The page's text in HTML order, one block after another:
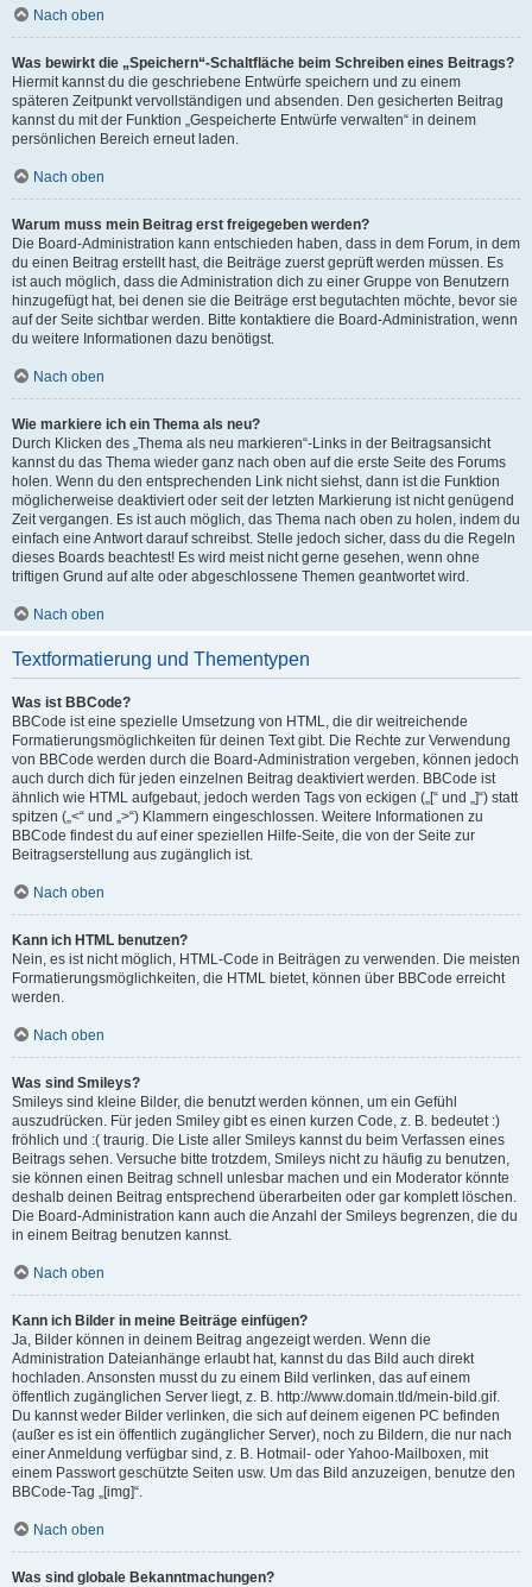
Nach oben
Was bewirkt die „Speichern“-Schaltfläche beim Schreiben eines Beitrags?
Hiermit kannst du die geschriebene Entwürfe speichern und zu einem
späteren Zeitpunkt vervollständigen und absenden. Den gesicherten Beitrag
kannst du mit der Funktion „Gespeicherte Entwürfe verwalten“ in deinem
persönlichen Bereich erneut laden.
Nach oben
Warum muss mein Beitrag erst freigegeben werden?
Die Board-Administration kann entschieden haben, dass in dem Forum, in dem
du einen Beitrag erstellt hast, die Beiträge zuerst geprüft werden müssen. Es
ist auch möglich, dass die Administration dich zu einer Gruppe von Benutzern
hinzugefügt hat, bei denen sie die Beiträge erst begutachten möchte, bevor sie
auf der Seite sichtbar werden. Bitte kontaktiere die Board-Administration, wenn
du weitere Informationen dazu benötigst.
Nach oben
Wie markiere ich ein Thema als neu?
Durch Klicken des „Thema als neu markieren“-Links in der Beitragsansicht
kannst du das Thema wieder ganz nach oben auf die erste Seite des Forums
holen. Wenn du den entsprechenden Link nicht siehst, dann ist die Funktion
möglicherweise deaktiviert oder seit der letzten Markierung ist nicht genügend
Zeit vergangen. Es ist auch möglich, das Thema nach oben zu holen, indem du
einfach eine Antwort darauf schreibst. Stelle jedoch sicher, dass du die Regeln
dieses Boards beachtest! Es wird meist nicht gerne gesehen, wenn ohne
triftigen Grund auf alte oder abgeschlossene Themen geantwortet wird.
Nach oben
Textformatierung und Thementypen
Was ist BBCode?
BBCode ist eine spezielle Umsetzung von HTML, die dir weitreichende
Formatierungsmöglichkeiten für deinen Text gibt. Die Rechte zur Verwendung
von BBCode werden durch die Board-Administration vergeben, können jedoch
auch durch dich für jeden einzelnen Beitrag deaktiviert werden. BBCode ist
ähnlich wie HTML aufgebaut, jedoch werden Tags von eckigen („[“ und „]“) statt
spitzen („<“ und „>“) Klammern eingeschlossen. Weitere Informationen zu
BBCode findest du auf einer speziellen Hilfe-Seite, die von der Seite zur
Beitragserstellung aus zugänglich ist.
Nach oben
Kann ich HTML benutzen?
Nein, es ist nicht möglich, HTML-Code in Beiträgen zu verwenden. Die meisten
Formatierungsmöglichkeiten, die HTML bietet, können über BBCode erreicht
werden.
Nach oben
Was sind Smileys?
Smileys sind kleine Bilder, die benutzt werden können, um ein Gefühl
auszudrücken. Für jeden Smiley gibt es einen kurzen Code, z. B. bedeutet :)
fröhlich und :( traurig. Die Liste aller Smileys kannst du beim Verfassen eines
Beitrags sehen. Versuche bitte trotzdem, Smileys nicht zu häufig zu benutzen,
sie können einen Beitrag schnell unlesbar machen und ein Moderator könnte
deshalb deinen Beitrag entsprechend überarbeiten oder gar komplett löschen.
Die Board-Administration kann auch die Anzahl der Smileys begrenzen, die du
in einem Beitrag benutzen kannst.
Nach oben
Kann ich Bilder in meine Beiträge einfügen?
Ja, Bilder können in deinem Beitrag angezeigt werden. Wenn die
Administration Dateianhänge erlaubt hat, kannst du das Bild auch direkt
hochladen. Ansonsten musst du zu einem Bild verlinken, das auf einem
öffentlich zugänglichen Server liegt, z. B. http://www.domain.tld/mein-bild.gif.
Du kannst weder Bilder verlinken, die sich auf deinem eigenen PC befinden
(außer es ist ein öffentlich zugänglicher Server), noch zu Bildern, die nur nach
einer Anmeldung verfügbar sind, z. B. Hotmail- oder Yahoo-Mailboxen, mit
einem Passwort geschützte Seiten usw. Um das Bild anzuzeigen, benutze den
BBCode-Tag „[img]“.
Nach oben
Was sind globale Bekanntmachungen?